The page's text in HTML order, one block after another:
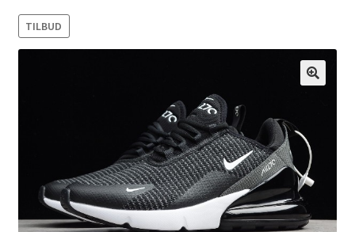
Nike Air Max 90
TILBUD